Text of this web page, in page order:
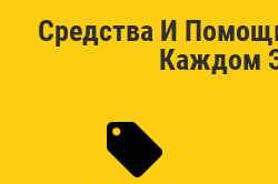
Средства И
Каждом